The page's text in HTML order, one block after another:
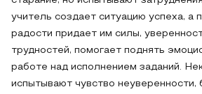
учитель создает ситуацию успеха, а
радости придает им силы,
трудностей, помогает поднять
работе над исполнением заданий.
испытывают чувство неуверенности,